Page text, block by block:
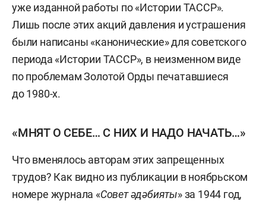
уже изданной работы по «Истории ТАССР».
Лишь после этих акций давления и устрашения
были написаны «канонические» для советского
периода «Истории ТАССР», в неизменном виде
по проблемам Золотой Орды печатавшиеся
до 1980-х.
«МНЯТ О СЕБЕ… С НИХ И НАДО НАЧАТЬ…»
Что вменялось авторам этих запрещенных
трудов? Как видно из публикации в ноябрьском
номере журнала «Советәдәбияты» за 1944 год,